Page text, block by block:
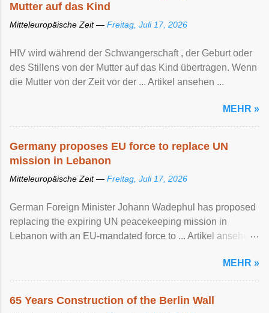
Mutter auf das Kind
Mitteleuropäische Zeit — Freitag, Juli 17, 2026
HIV wird während der Schwangerschaft , der Geburt oder
des Stillens von der Mutter auf das Kind übertragen. Wenn
die Mutter von der Zeit vor der ... Artikel ansehen ...
MEHR »
Germany proposes EU force to replace UN
mission in Lebanon
Mitteleuropäische Zeit — Freitag, Juli 17, 2026
German Foreign Minister Johann Wadephul has proposed
replacing the expiring UN peacekeeping mission ​in
Lebanon with an EU-mandated force ‌to ... Artikel ansehen
MEHR »
65 Years Construction of the Berlin Wall